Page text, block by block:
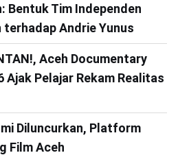
Bentuk Tim Independen
terhadap Andrie Yunus
Aceh Documentary
Ajak Pelajar Rekam Realitas
Diluncurkan, Platform
Film Aceh